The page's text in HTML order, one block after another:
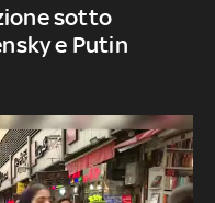
sotto
e Putin